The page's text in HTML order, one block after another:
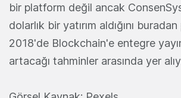
bir platform değil ancak
dolarlık bir yatırım aldığını
2018'de Blockchain'e entegre
artacağı tahminler arasında yer